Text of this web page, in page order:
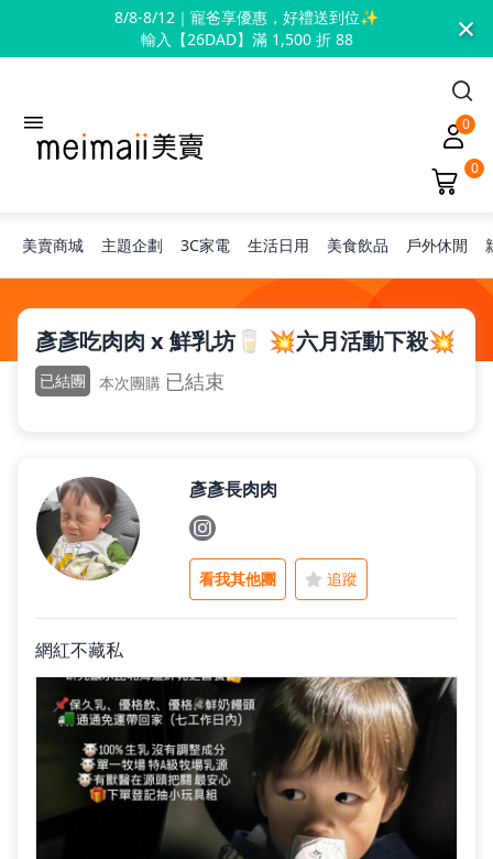
8/8-8/12｜寵爸享優惠，好禮送到位✨
輸入【26DAD】滿 1,500 折 88
×
0
0
美賣商城 主題企劃
旅行神隊友
兒童禮物
父親節好禮
租屋小家電
熱銷排行
新品快遞
3C家電 生活日用 美食飲品 戶外休閒
彥彥長肉肉
看我其他團 追蹤
網紅不藏私
彥彥吃肉肉 x 鮮乳坊🥛 💥六月活動下殺💥
已結團 本次團購 已結束